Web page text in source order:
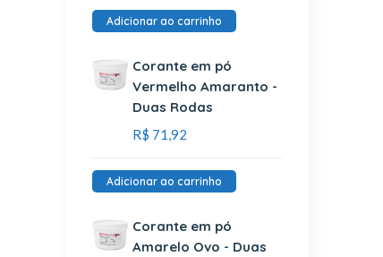
Adicionar ao carrinho
Corante em pó
Vermelho Amaranto -
Duas Rodas
R$ 71,92
Adicionar ao carrinho
Corante em pó
Amarelo Ovo - Duas